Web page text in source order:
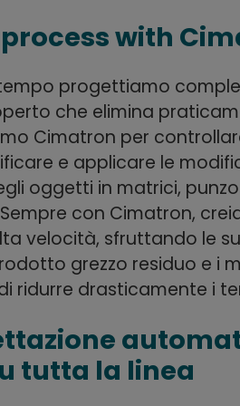
with
progettiamo
che elimina
Cimatron per
e applicare le
oggetti in matrici,
con Cimatron,
velocità, sfruttando le
grezzo residuo e i
ridurre drasticamente i
tutta la linea